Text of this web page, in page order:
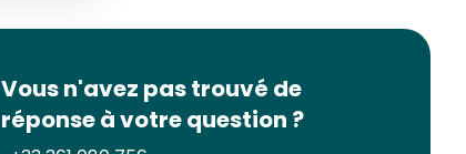
Vous n'avez pas trouvé de
réponse à votre question ?